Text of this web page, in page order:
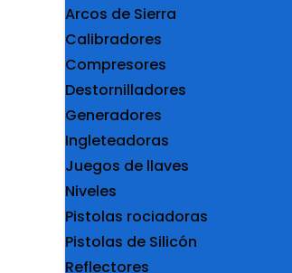
Arcos de Sierra
Calibradores
Compresores
Destornilladores
Generadores
Ingleteadoras
Juegos de llaves
Niveles
Pistolas rociadoras
Pistolas de Silicón
Reflectores